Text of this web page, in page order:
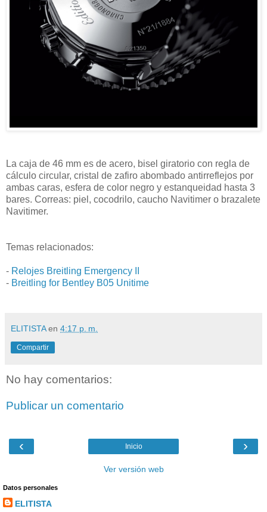
La caja de 46 mm es de acero, bisel giratorio con regla de
cálculo circular, cristal de zafiro abombado antirreflejos por
ambas caras, esfera de color negro y estanqueidad hasta 3
bares. Correas: piel, cocodrilo, caucho Navitimer o brazalete
Navitimer.
Temas relacionados:
- Relojes Breitling Emergency II
- Breitling for Bentley B05 Unitime
ELITISTA en 4:17 p. m.
Compartir
No hay comentarios:
Publicar un comentario
‹ ›
Inicio
Ver versión web
Datos personales
ELITISTA